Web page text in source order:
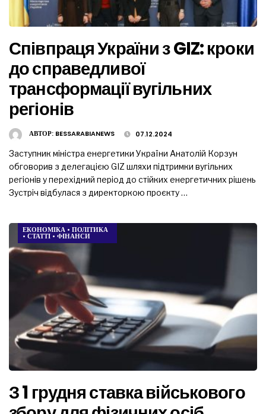
Співпраця України з GIZ: кроки
до справедливої
трансформації вугільних
регіонів
АВТОР: BESSARABIANEWS 07.12.2024
Заступник міністра енергетики України Анатолій Корзун
обговорив з делегацією GIZ шляхи підтримки вугільних
регіонів у перехідний період до стійких енергетичних рішень
Зустріч відбулася з директоркою проєкту …
ЕКОНОМІКА • ПОЛІТИКА
• СТАТТІ • ФІНАНСИ
З 1 грудня ставка військового